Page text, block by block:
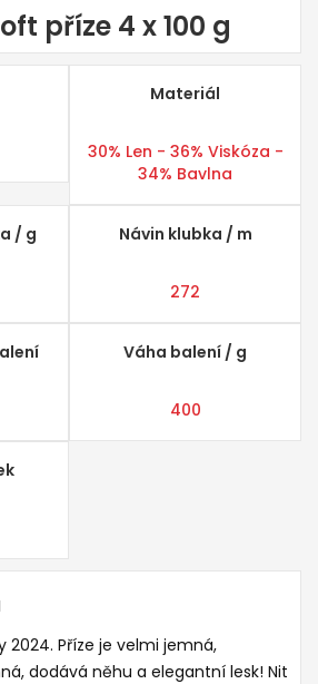
příze 4 x 100 g
Materiál
30% Len - 36% Viskóza -
34% Bavlna
/ g Návin klubka / m
272
Váha balení / g
400
2024. Příze je velmi jemná,
dodává něhu a elegantní lesk! Nit